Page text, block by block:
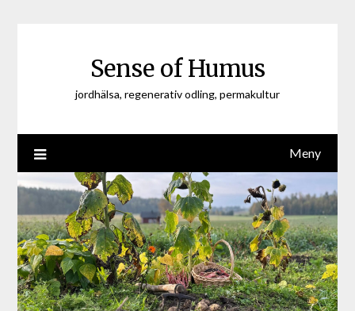
Sense of Humus
jordhälsa, regenerativ odling, permakultur
Meny